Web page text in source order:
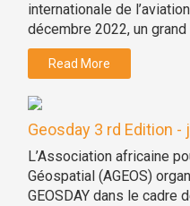
internationale de
décembre 2022, un
Read More
Geosday 3 rd Edition
L’Association africaine
Géospatial (AGEOS)
GEOSDAY dans le cadre